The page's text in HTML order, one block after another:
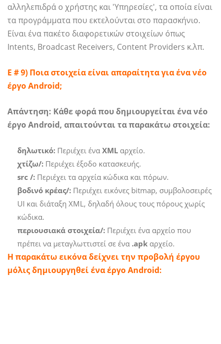
αλληλεπιδρά ο χρήστης και 'Υπηρεσίες', τα οποία είναι
τα προγράμματα που εκτελούνται στο παρασκήνιο.
Είναι ένα πακέτο διαφορετικών στοιχείων όπως
Intents, Broadcast Receivers, Content Providers κ.λπ.
Ε # 9) Ποια στοιχεία είναι απαραίτητα για ένα νέο
έργο Android;
Απάντηση: Κάθε φορά που δημιουργείται ένα νέο
έργο Android, απαιτούνται τα παρακάτω στοιχεία:
δηλωτικό: Περιέχει ένα XML αρχείο.
χτίζω/: Περιέχει έξοδο κατασκευής.
src /: Περιέχει τα αρχεία κώδικα και πόρων.
βοδινό κρέας/: Περιέχει εικόνες bitmap, συμβολοσειρές
UI και διάταξη XML, δηλαδή όλους τους πόρους χωρίς
κώδικα.
περιουσιακά στοιχεία/: Περιέχει ένα αρχείο που
πρέπει να μεταγλωττιστεί σε ένα .apk αρχείο.
Η παρακάτω εικόνα δείχνει την προβολή έργου
μόλις δημιουργηθεί ένα έργο Android: